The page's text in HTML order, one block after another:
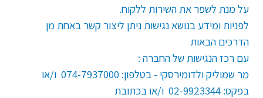
על מנת לשפר את השירות ללקוח.
לפניות ומידע בנושא נגישות ניתן ליצור קשר באחת מן
הדרכים הבאות
עם רכז הנגישות של החברה :
מר שמוליק ולדומירסקי - בטלפון: 074-7937000 ו/או
בפקס: 02-9923344 ו/או בכתובת